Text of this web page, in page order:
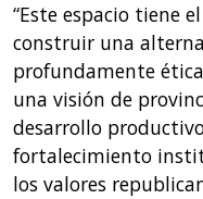
“Este espacio tiene
construir una
profundamente
una visión de
desarrollo
fortalecimiento
los valores